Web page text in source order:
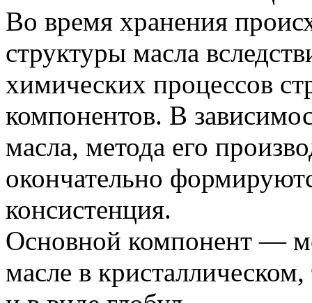
Во время хранения
структуры масла
химических процессов
компонентов. В
масла, метода его
окончательно
консистенция.
Основной компонент —
масле в